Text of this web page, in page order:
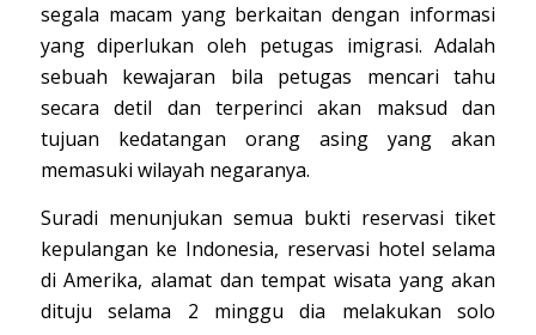
segala macam yang berkaitan dengan informasi
yang diperlukan oleh petugas imigrasi. Adalah
sebuah kewajaran bila petugas mencari tahu
secara detil dan terperinci akan maksud dan
tujuan kedatangan orang asing yang akan
memasuki wilayah negaranya.
Suradi menunjukan semua bukti reservasi tiket
kepulangan ke Indonesia, reservasi hotel selama
di Amerika, alamat dan tempat wisata yang akan
dituju selama 2 minggu dia melakukan solo